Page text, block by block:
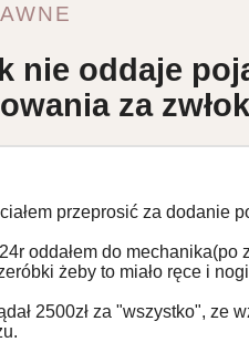
nie oddaje
za
przeprosić za dodanie
oddałem do
żeby to miało ręce i nogi
2500zł za "wszystko", ze